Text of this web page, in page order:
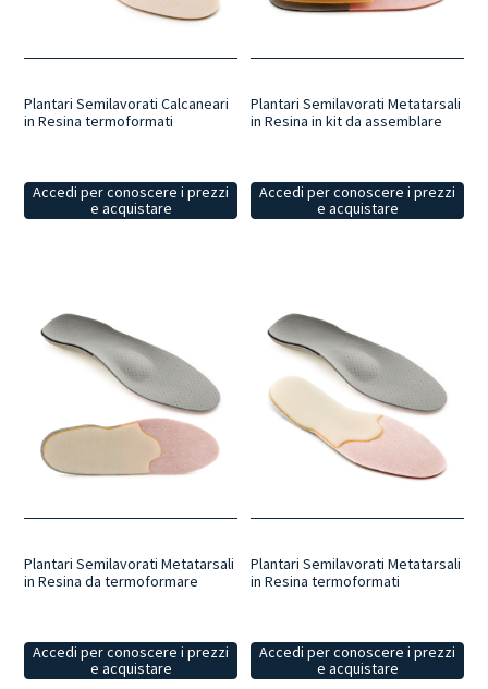
Plantari Semilavorati Calcaneari
in Resina termoformati
Accedi per conoscere i prezzi
e acquistare
Plantari Semilavorati Metatarsali
in Resina in kit da assemblare
Accedi per conoscere i prezzi
e acquistare
Plantari Semilavorati Metatarsali
in Resina da termoformare
Accedi per conoscere i prezzi
e acquistare
Plantari Semilavorati Metatarsali
in Resina termoformati
Accedi per conoscere i prezzi
e acquistare